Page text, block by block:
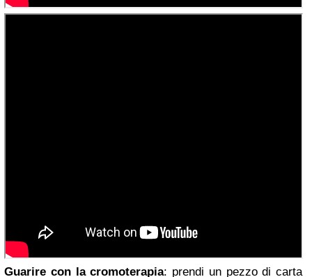
Guarire con la cromoterapia: prendi un pezzo di carta